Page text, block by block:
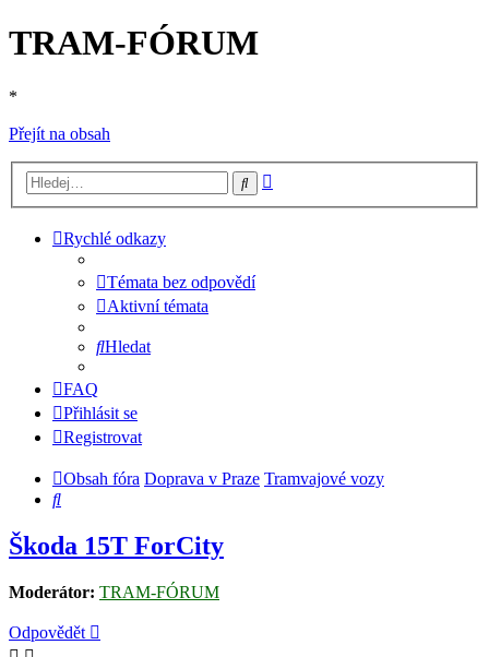
TRAM-FÓRUM
*
Přejít na obsah
Hledat
Rychlé odkazy
Témata bez odpovědí
Aktivní témata
Hledat
FAQ
Přihlásit se
Registrovat
Obsah fóra Doprava v Praze Tramvajové vozy
Hledat
Škoda 15T ForCity
Moderátor: TRAM-FÓRUM
Odpovědět